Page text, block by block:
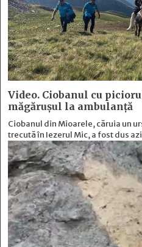
Video. Ciobanul cu
măgărușul la ambulanță
Ciobanul din Mioarele, căruia un
trecută în Iezerul Mic, a fost dus